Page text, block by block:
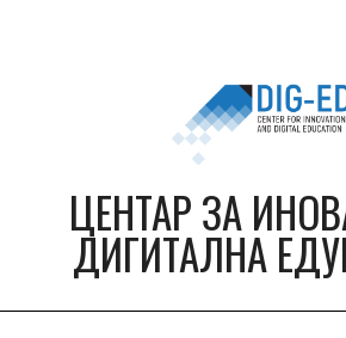
ЦЕНТАР ЗА
ДИГИТАЛНА